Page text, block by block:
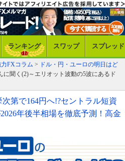
ランキング スワップ スプレッド
FXコラム > ドル・円・ユーロの明日はど
に聞く(2)～エリオット波動の5波にあるド
第で164円へ!?セントラル短資
年後半相場を徹底予測！高金